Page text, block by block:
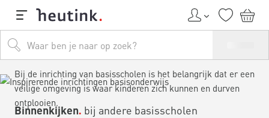
Inspirerende inrichtingen
Bij de inrichting van basisscholen is het belangrijk dat er een
veilige omgeving is waar kinderen zich kunnen en durven
ontplooien.
Binnenkijken bij andere basisscholen